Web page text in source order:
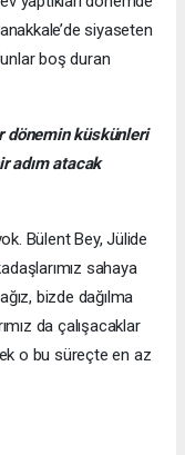
siyaseten
boş duran
dönemin küskünleri
adım atacak
Bülent Bey, Jülide
sahaya
bizde dağılma
da çalışacaklar
o bu süreçte en az